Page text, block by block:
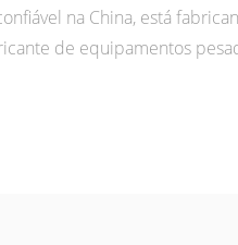
na China, está
de equipamentos